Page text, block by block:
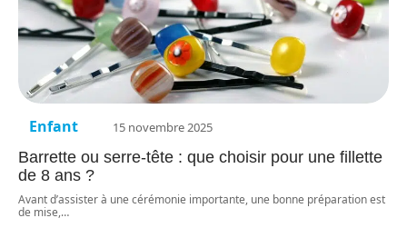
Enfant 15 novembre 2025
Barrette ou serre-tête : que choisir pour une fillette
de 8 ans ?
Avant d’assister à une cérémonie importante, une bonne préparation est
de mise,…